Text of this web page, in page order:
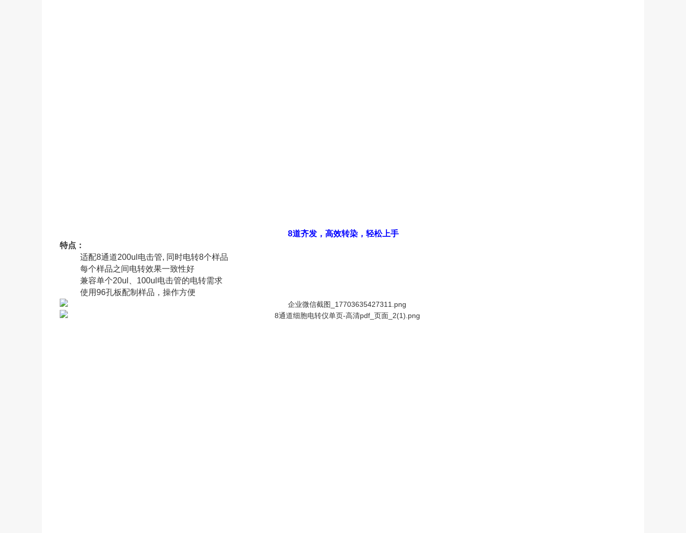
8道齐发，高效转染，轻松上手
特点：
适配8通道200ul电击管, 同时电转8个样品
每个样品之间电转效果一致性好
兼容单个20ul、100ul电击管的电转需求
使用96孔板配制样品，操作方便